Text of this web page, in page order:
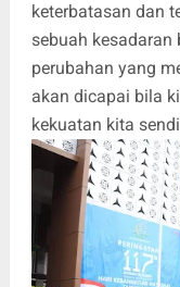
keterbatasan dan
sebuah
perubahan yang
akan dicapai bila
kekuatan kita